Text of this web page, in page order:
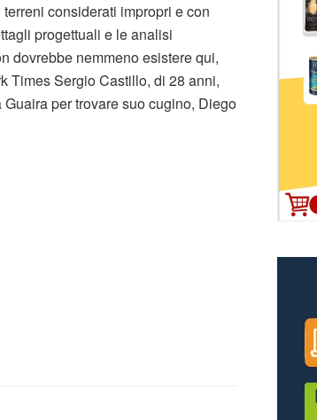
considerati impropri e con
progettuali e le analisi
dovrebbe nemmeno esistere qui,
Times Sergio Castillo, di 28 anni,
per trovare suo cugino, Diego